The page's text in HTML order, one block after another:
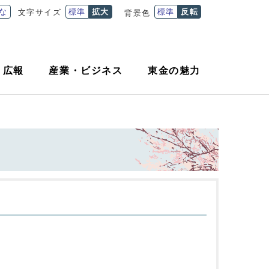
文字サイズ 標準 拡大 背景色 標準 反転
広報 産業 ・ ビジネス 東金の魅力